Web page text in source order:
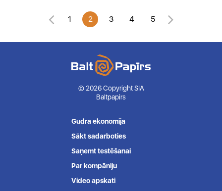
1 2 3 4 5
© 2026 Copyright SIA
Baltpapirs
Gudra ekonomija
Sākt sadarboties
Saņemt testēšanai
Par kompāniju
Video apskati